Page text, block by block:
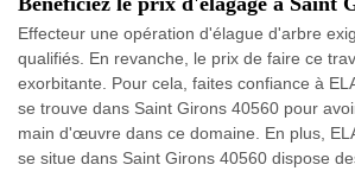
Effecteur une opération d'élague d'arbre
qualifiés. En revanche, le prix de faire ce
exorbitante. Pour cela, faites confiance à
se trouve dans Saint Girons 40560 pour
main d'œuvre dans ce domaine. En plus,
se situe dans Saint Girons 40560 dispose